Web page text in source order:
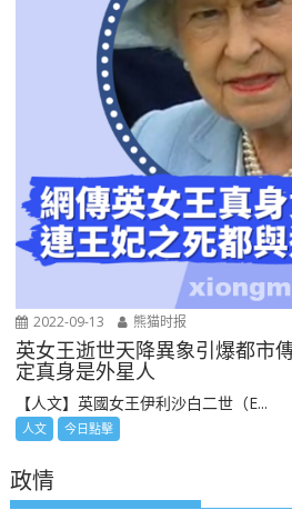
2022-09-13 熊猫时报
英女王逝世天降異象引爆都
定真身是外星人
【人文】英國女王伊利沙白二世（E...
人文 今日點擊
政情